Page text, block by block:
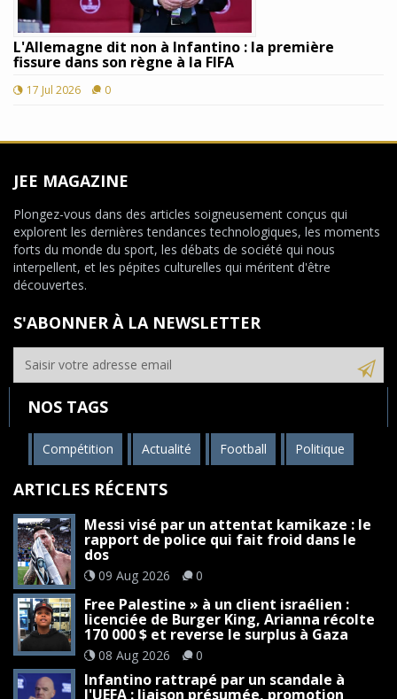
L'Allemagne dit non à Infantino : la première
fissure dans son règne à la FIFA
17 Jul 2026 0
JEE MAGAZINE
Plongez-vous dans des articles soigneusement conçus qui
explorent les dernières tendances technologiques, les moments
forts du monde du sport, les débats de société qui nous
interpellent, et les pépites culturelles qui méritent d'être
découvertes.
S'ABONNER À LA NEWSLETTER
NOS TAGS
Compétition Actualité Football Politique
ARTICLES RÉCENTS
Messi visé par un attentat kamikaze : le
rapport de police qui fait froid dans le
dos
09 Aug 2026 0
Free Palestine » à un client israélien :
licenciée de Burger King, Arianna récolte
170 000 $ et reverse le surplus à Gaza
08 Aug 2026 0
Infantino rattrapé par un scandale à
l'UEFA : liaison présumée, promotion